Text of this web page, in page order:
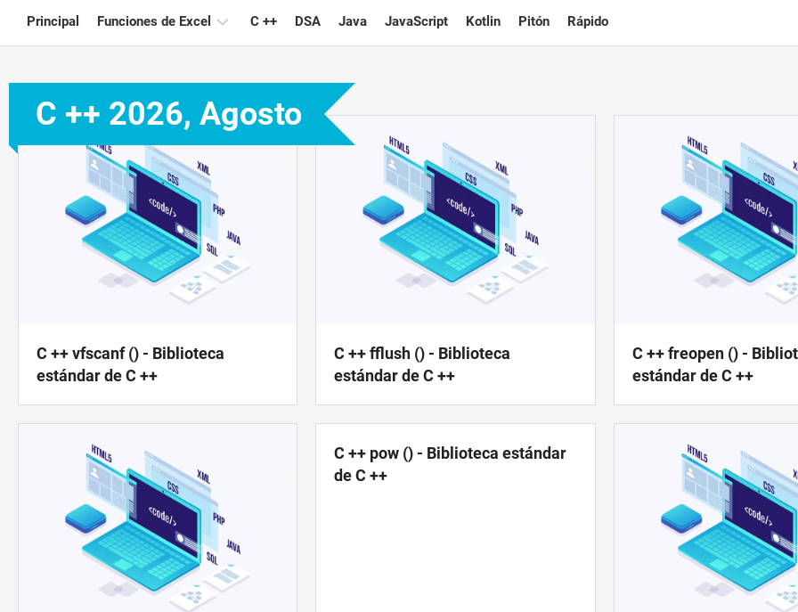
content
Principal Funciones de Excel
Consejos
Excel
Fórmula
Glosario
Atajos
de
Noticias
Tabla
dinámica
TechTV
C ++ DSA Java JavaScript Kotlin Pitón Rápido
C ++ 2026, Agosto
C ++ vfscanf () - Biblioteca
estándar de C ++
C ++ fflush () - Biblioteca
estándar de C ++
C ++ freopen () -
estándar de C ++
C ++ pow () - Biblioteca estándar
de C ++